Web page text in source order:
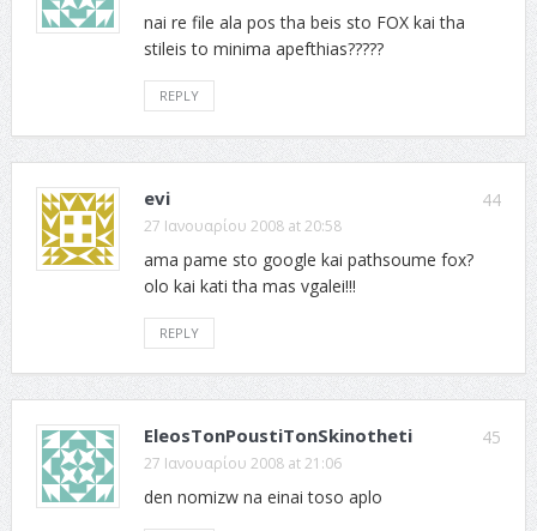
nai re file ala pos tha beis sto FOX kai tha
stileis to minima apefthias?????
REPLY
44
evi
27 Ιανουαρίου 2008 at 20:58
ama pame sto google kai pathsoume fox?
olo kai kati tha mas vgalei!!!
REPLY
45
EleosTonPoustiTonSkinotheti
27 Ιανουαρίου 2008 at 21:06
den nomizw na einai toso aplo